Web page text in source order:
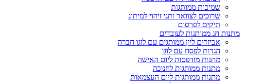
שמיכות ממותגות
שרוכים לצוואר ותגי זיהוי למיתוג
תיקים לפרסום
מתנות חג ממותגות לעובדים
אביזרים ליין ממותגים עם לוגו חברה
הגדות לפסח עם לוגו
מתנות מודפסות ליום האישה
מתנות ממותגות לחנוכה
מתנות ממותגות ליום העצמאות